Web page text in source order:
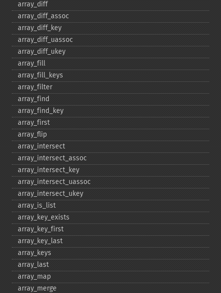
array_​diff
array_​diff_​assoc
array_​diff_​key
array_​diff_​uassoc
array_​diff_​ukey
array_​fill
array_​fill_​keys
array_​filter
array_​find
array_​find_​key
array_​first
array_​flip
array_​intersect
array_​intersect_​assoc
array_​intersect_​key
array_​intersect_​uassoc
array_​intersect_​ukey
array_​is_​list
array_​key_​exists
array_​key_​first
array_​key_​last
array_​keys
array_​last
array_​map
array_​merge